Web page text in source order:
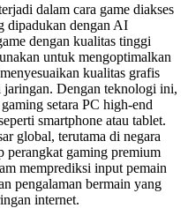
dalam cara game diakses
dipadukan dengan AI
dengan kualitas tinggi
untuk mengoptimalkan
kualitas grafis
jaringan. Dengan teknologi ini,
setara PC high-end
smartphone atau tablet.
global, terutama di negara
perangkat gaming premium
memprediksi input pemain
pengalaman bermain yang
internet.